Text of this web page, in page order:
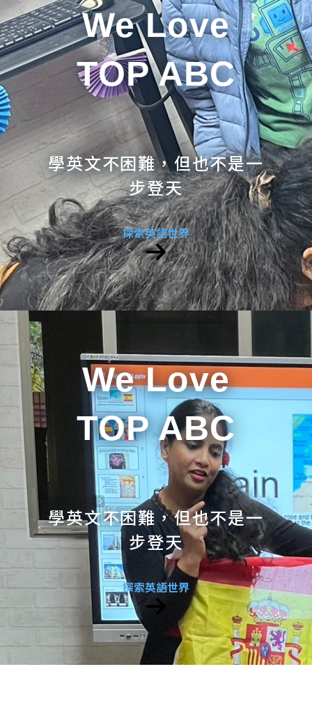
We Love
TOP ABC
學英文不困難，但也不是一
步登天
探索英語世界
We Love
TOP ABC
學英文不困難，但也不是一
步登天
探索英語世界